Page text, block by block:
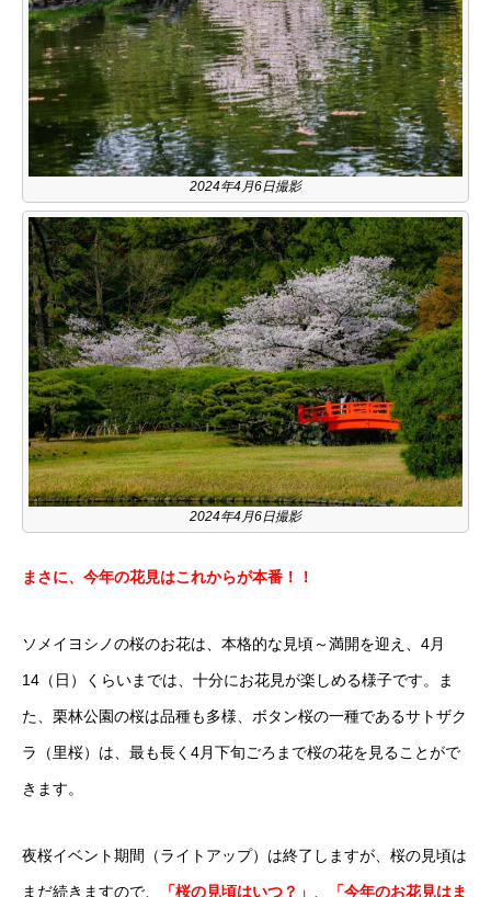
2024年4月6日撮影
2024年4月6日撮影
まさに、今年の花見はこれからが本番！！
ソメイヨシノの桜のお花は、本格的な見頃～満開を迎え、4月
14（日）くらいまでは、十分にお花見が楽しめる様子です。ま
た、栗林公園の桜は品種も多様、ボタン桜の一種であるサトザク
ラ（里桜）は、最も長く4月下旬ごろまで桜の花を見ることがで
きます。
夜桜イベント期間（ライトアップ）は終了しますが、桜の見頃は
まだ続きますので、 「桜の見頃はいつ？」 、 「今年のお花見はま